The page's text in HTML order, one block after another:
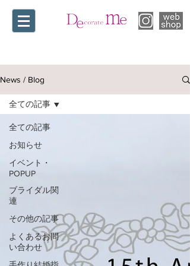
News / Blog
全ての記事
お知らせ
イベント・
POPUP
ブライダル関
連
その他の記事
よくあるお問
い合わせ
全ての記事